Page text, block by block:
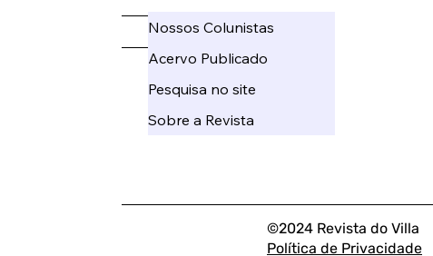
©2024 Revista do
Política de Privacidade
_____
Nossos Colunistas
Acervo Publicado
Pesquisa no site
Sobre a Revista